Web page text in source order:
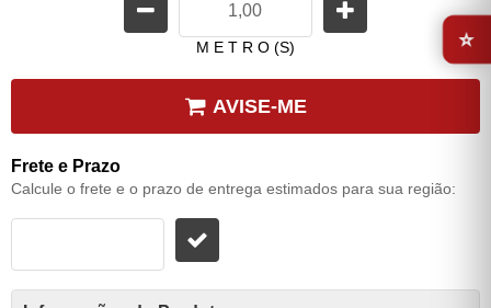
M E T R O (S)
AVISE-ME
Frete e Prazo
Calcule o frete e o prazo de entrega estimados para sua região:
⭐